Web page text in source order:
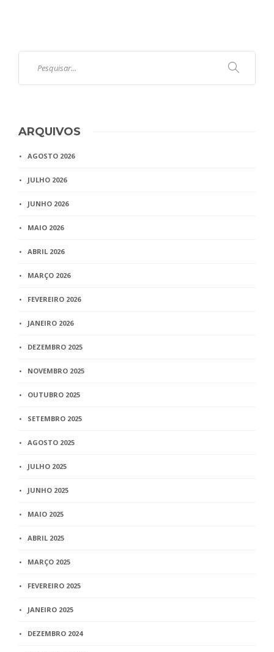
ARQUIVOS
AGOSTO 2026
JULHO 2026
JUNHO 2026
MAIO 2026
ABRIL 2026
MARÇO 2026
FEVEREIRO 2026
JANEIRO 2026
DEZEMBRO 2025
NOVEMBRO 2025
OUTUBRO 2025
SETEMBRO 2025
AGOSTO 2025
JULHO 2025
JUNHO 2025
MAIO 2025
ABRIL 2025
MARÇO 2025
FEVEREIRO 2025
JANEIRO 2025
DEZEMBRO 2024